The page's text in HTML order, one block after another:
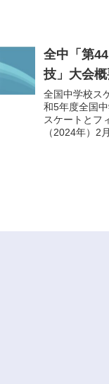
全中「第
技」大会
全国中学校ス
和5年度全国
スケートとフ
（2024年）2